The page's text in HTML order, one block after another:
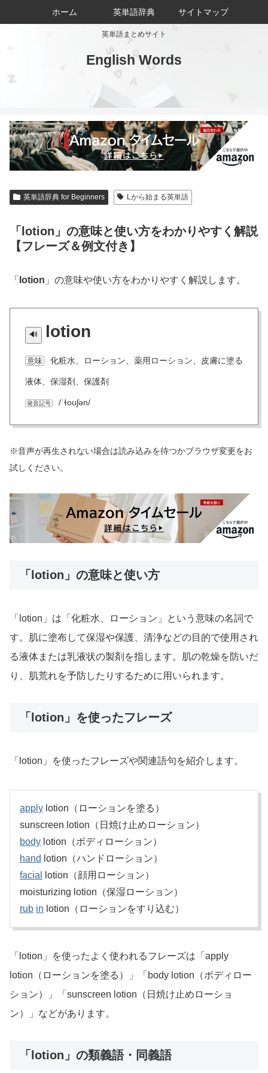
英単語まとめサイト
English Words
ホーム 英単語辞典 サイトマップ
英単語辞典 for Beginners Lから始まる英単語
「lotion」の意味と使い方をわかりやすく解説
【フレーズ＆例文付き】
「 lotion 」の意味や使い方をわかりやすく解説します。
lotion
意味 化粧水、ローション、薬用ローション、皮膚に塗る
液体、保湿剤、保護剤
発音記号 /ˈɫoʊʃən/
※音声が再生されない場合は読み込みを待つかブラウザ変更をお
試しください。
「lotion」の意味と使い方
「lotion」は「化粧水、ローション」という意味の名詞で
す。肌に塗布して保湿や保護、清浄などの目的で使用され
る液体または乳液状の製剤を指します。肌の乾燥を防いだ
り、肌荒れを予防したりするために用いられます。
「lotion」を使ったフレーズ
「lotion」を使ったフレーズや関連語句を紹介します。
apply lotion（ローションを塗る）
sunscreen lotion（日焼け止めローション）
body lotion（ボディローション）
hand lotion（ハンドローション）
facial
lotion（顔用ローション）
moisturizing lotion（保湿ローション）
rub in lotion（ローションをすり込む）
「lotion」を使ったよく使われるフレーズは「apply
lotion（ローションを塗る）」「body lotion（ボディロー
ション）」「sunscreen lotion（日焼け止めローショ
ン）」などがあります。
「lotion」の類義語・同義語